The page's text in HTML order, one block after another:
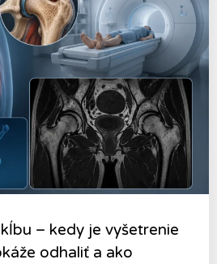
– kedy je vyšetrenie
odhaliť a ako